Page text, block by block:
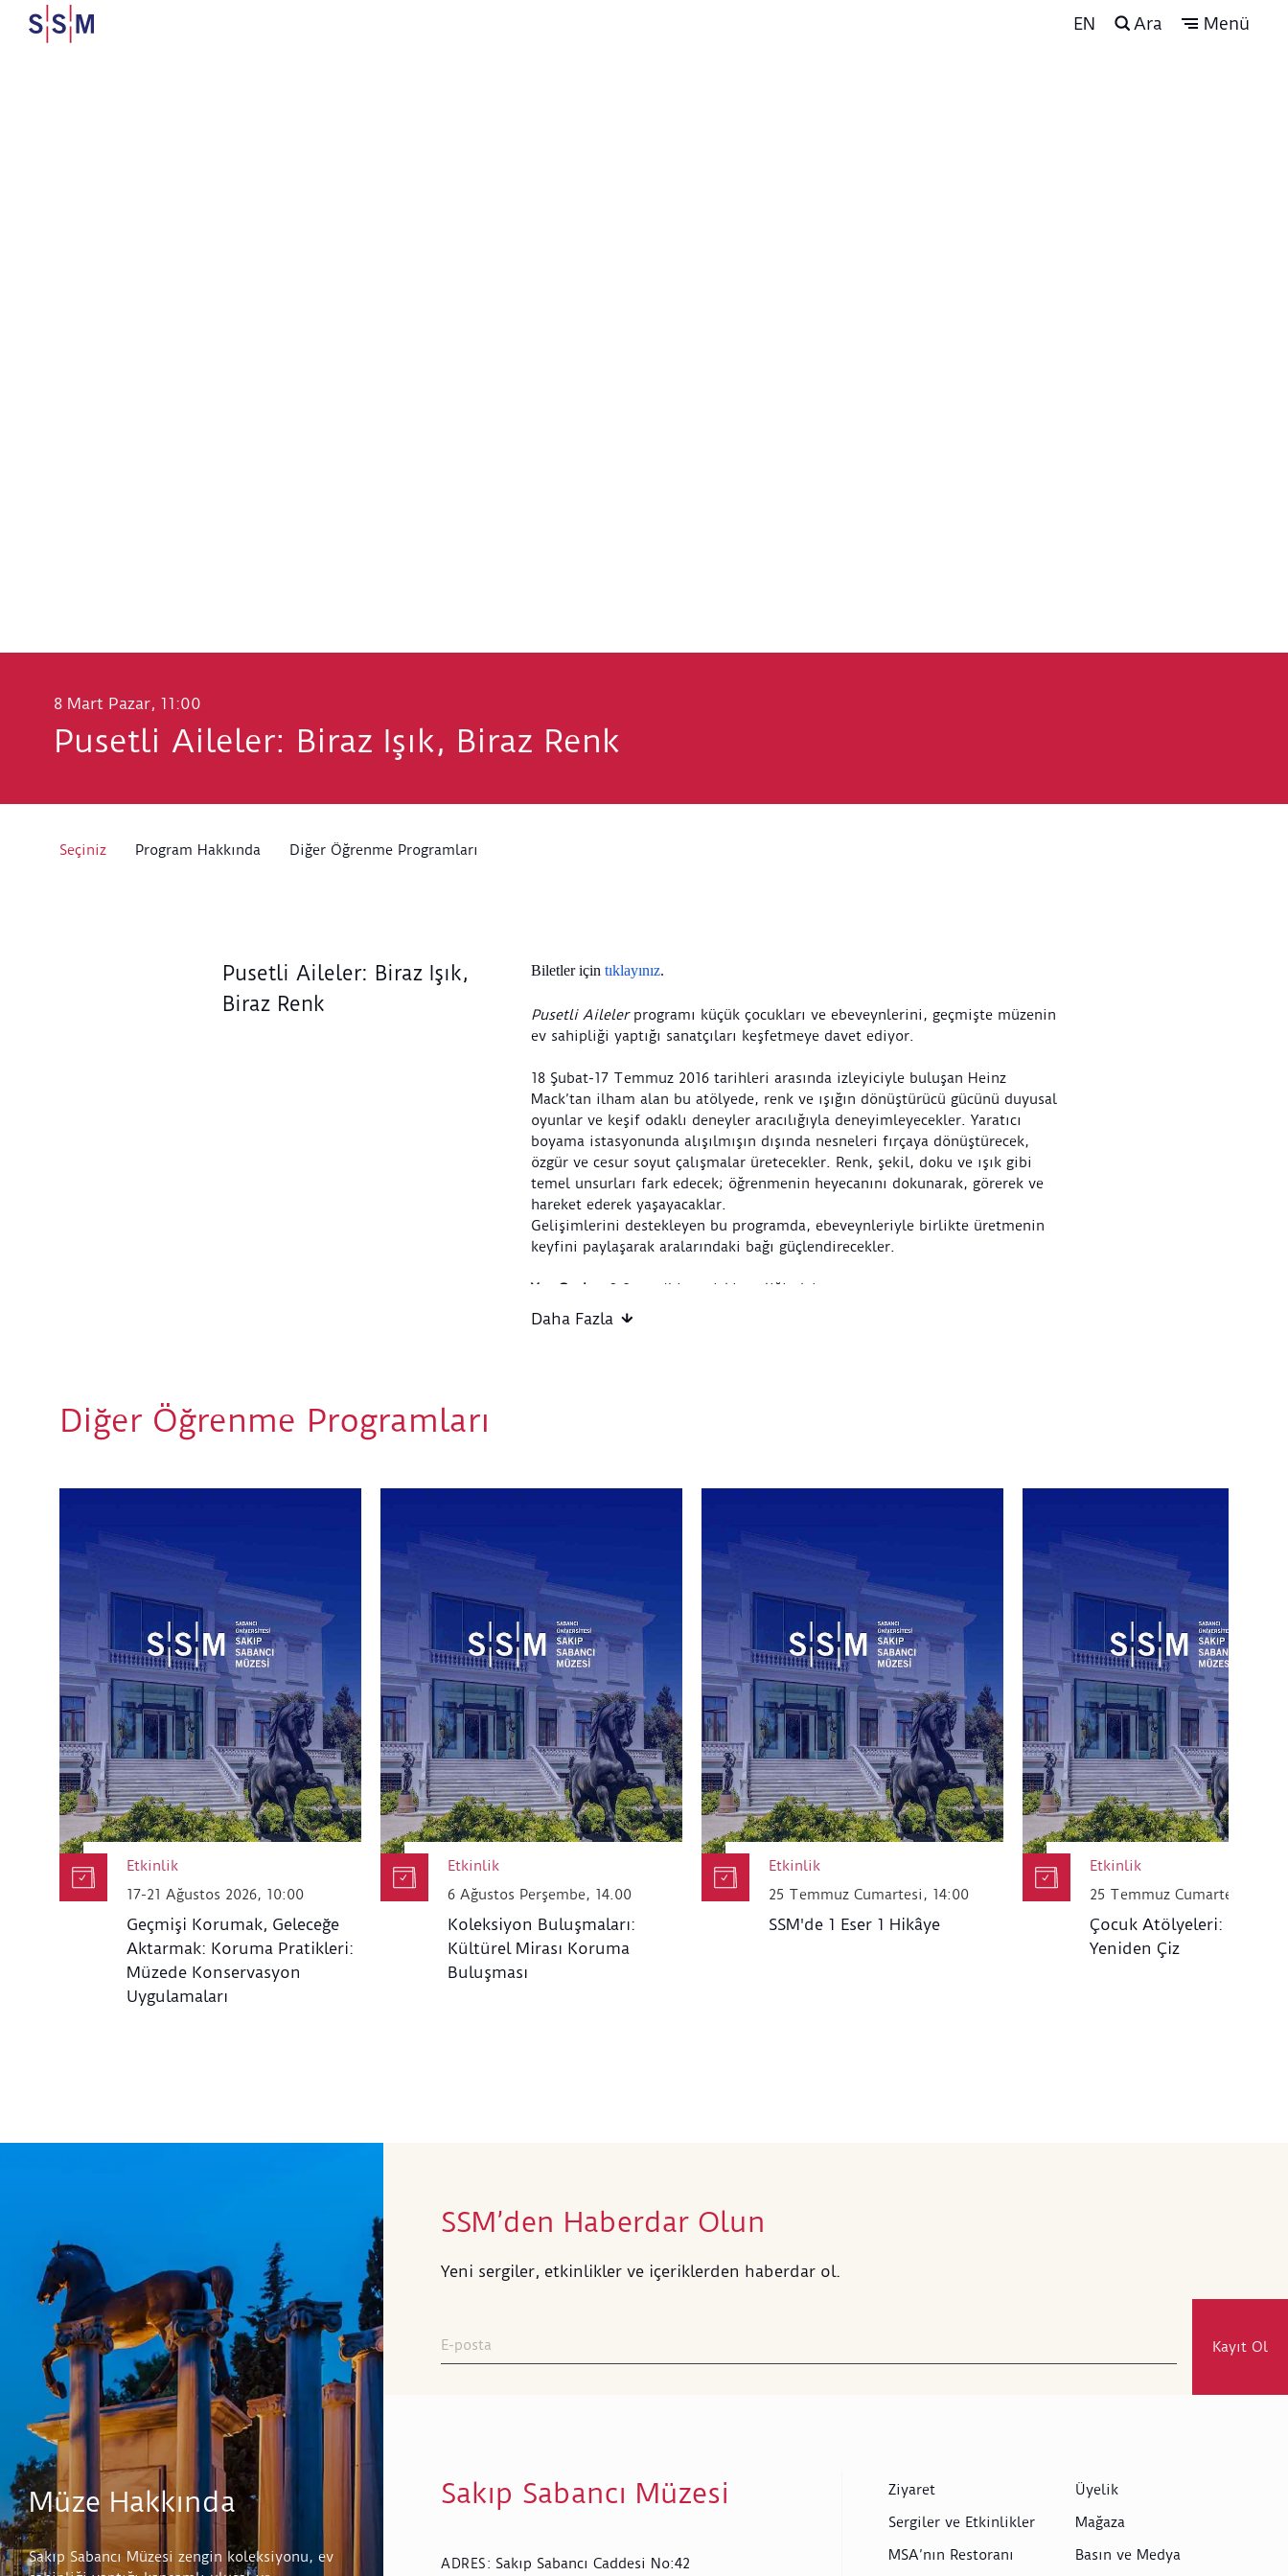
EN Ara Menü
8 Mart Pazar, 11:00
Pusetli Aileler: Biraz Işık, Biraz Renk
Seçiniz Program Hakkında Diğer Öğrenme Programları
Pusetli Aileler: Biraz Işık,
Biraz Renk
Biletler için tıklayınız.
Pusetli Ailelerprogramı küçük çocukları ve ebeveynlerini, geçmişte müzenin
ev sahipliği yaptığı sanatçıları keşfetmeye davet ediyor.
18 Şubat-17 Temmuz 2016 tarihleri arasında izleyiciyle buluşan Heinz
Mack’tan ilham alan bu atölyede, renk ve ışığın dönüştürücü gücünü duyusal
oyunlar ve keşif odaklı deneyler aracılığıyla deneyimleyecekler. Yaratıcı
boyama istasyonunda alışılmışın dışında nesneleri fırçaya dönüştürecek,
özgür ve cesur soyut çalışmalar üretecekler. Renk, şekil, doku ve ışık gibi
temel unsurları fark edecek; öğrenmenin heyecanını dokunarak, görerek ve
hareket ederek yaşayacaklar.
Gelişimlerini destekleyen bu programda, ebeveynleriyle birlikte üretmenin
keyfini paylaşarak aralarındaki bağı güçlendirecekler.
Yaş Grubu: 2-3 yaş (bir yetişkin eşliğinde)
Etkinlik Başlangıç Noktası:
Kapıda bilet satışı olmayacaktır.
Atölye malzemelerini SSM sağlar.
Rahat kıyafetler giyilmesi önerilir.
Organizasyon, öngörülmeyen ve kaçınılmaz nedenlerden ötürü programda her
türlü değişiklik yapma hakkını saklı tutar.
Etkinliklerde fotoğraf/video çekimi yalnızca bilgilendirilmiş açık rıza veren
katılımcılar için yapılır. Rıza vermeyenlerin görüntüleri kullanılmaz; bu
kişiler kadraj dışında tutulur veya yüzleri ayırt edilemeyecek şekilde çekim
yapılır. 18 yaş altı katılımcılar için veli/onay sahibinin yazılı izni zorunludur.
Görseller yalnızca müzenin tanıtım ve arşiv amaçları için saklanır; üçüncü
taraflarla veya yapay zekâ tabanlı platformlarla paylaşılmaz.
Daha Fazla
Diğer Öğrenme Programları
Etkinlik
17-21 Ağustos 2026, 10:00
Geçmişi Korumak, Geleceğe
Aktarmak: Koruma Pratikleri:
Müzede Konservasyon
Uygulamaları
Etkinlik
6 Ağustos Perşembe, 14.00
Koleksiyon Buluşmaları:
Kültürel Mirası Koruma
Buluşması
Etkinlik
25 Temmuz Cumartesi, 14:00
SSM'de 1 Eser 1 Hikâye
Etkinlik
25 Temmuz Cumartesi,
Çocuk Atölyeleri: Haritayı
Yeniden Çiz
Müze Hakkında
Sakıp Sabancı Müzesi zengin koleksiyonu, ev
SSM’den Haberdar Olun
Yeni sergiler, etkinlikler ve içeriklerden haberdar ol.
Kayıt Ol
Sakıp Sabancı Müzesi
ADRES: Sakıp Sabancı Caddesi No:42
Ziyaret
Sergiler ve Etkinlikler
MSA’nın Restoranı
Üyelik
Mağaza
Basın ve Medya